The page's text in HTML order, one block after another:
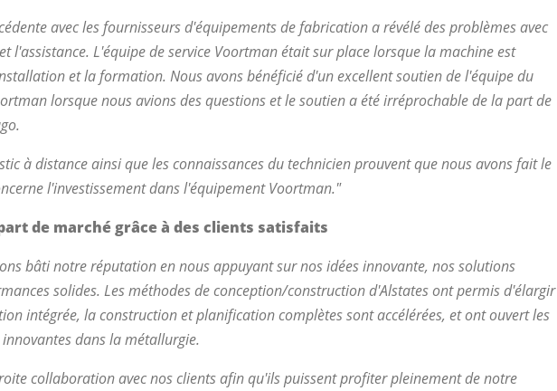
avec les fournisseurs d'équipements de fabrication a révélé des problèmes avec
l'assistance. L'équipe de service Voortman était sur place lorsque la machine est
et la formation. Nous avons bénéficié d'un excellent soutien de l'équipe du
lorsque nous avions des questions et le soutien a été irréprochable de la part de
à distance ainsi que les connaissances du technicien prouvent que nous avons fait le
l'investissement dans l'équipement Voortman."
de marché grâce à des clients satisfaits
bâti notre réputation en nous appuyant sur nos idées innovante, nos solutions
solides. Les méthodes de conception/construction d'Alstates ont permis d'élargir
intégrée, la construction et planification complètes sont accélérées, et ont ouvert les
dans la métallurgie.
collaboration avec nos clients afin qu'ils puissent profiter pleinement de notre